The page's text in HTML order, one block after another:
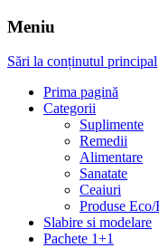
Meniu
Sări la conținutul principal
Prima pagină
Categorii
Suplimente
Remedii
Alimentare
Sanatate
Ceaiuri
Produse
Slabire si modelare
Pachete 1+1